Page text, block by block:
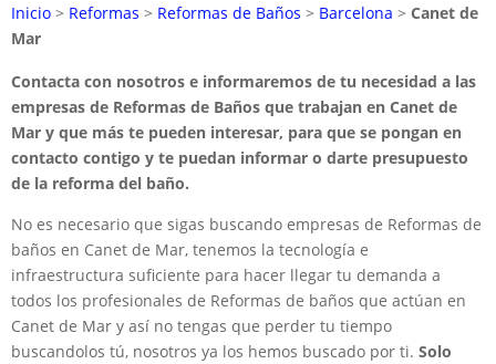
Inicio > Reformas > Reformas de Baños > Barcelona > Canet de
Mar
Contacta con nosotros e informaremos de tu necesidad a las
empresas de Reformas de Baños que trabajan en Canet de
Mar y que más te pueden interesar, para que se pongan en
contacto contigo y te puedan informar o darte presupuesto
de la reforma del baño.
No es necesario que sigas buscando empresas de Reformas de
baños en Canet de Mar, tenemos la tecnología e
infraestructura suficiente para hacer llegar tu demanda a
todos los profesionales de Reformas de baños que actúan en
Canet de Mar y así no tengas que perder tu tiempo
buscandolos tú, nosotros ya los hemos buscado por ti. Solo